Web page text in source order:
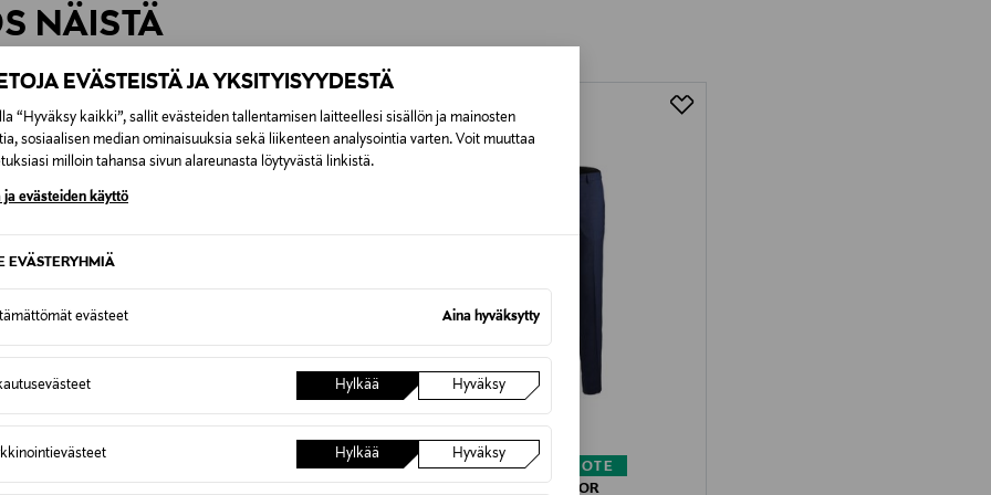
EVÄSTEISTÄ JA YKSITYISYYDESTÄ
“Hyväksy kaikki”, sallit evästeiden tallentamisen laitteellesi sisällön ja mainosten
sosiaalisen median ominaisuuksia sekä liikenteen analysointia varten. Voit muuttaa
milloin tahansa sivun alareunasta löytyvästä linkistä.
ja evästeiden käyttö
EVÄSTERYHMIÄ
evästeet Aina hyväksytty
Hylkää Hyväksy
Hylkää Hyväksy
Alk. 6,90 €, kun toimitus on saatavilla valittuun osoitteeseen.
NÄISTÄ
ETUKUPONKITUOTE
ETUKUPONKITUOTE
JACK & JONES JUNIOR